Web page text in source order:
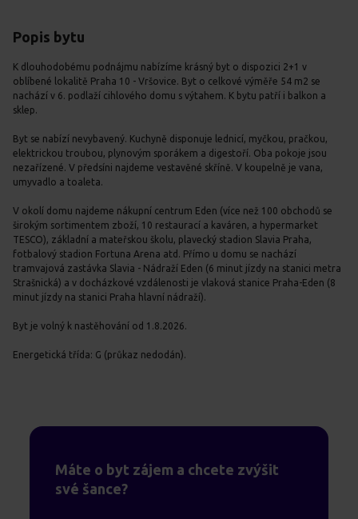
Popis bytu
K dlouhodobému podnájmu nabízíme krásný byt o dispozici 2+1 v
oblíbené lokalitě Praha 10 - Vršovice. Byt o celkové výměře 54 m2 se
nachází v 6. podlaží cihlového domu s výtahem. K bytu patří i balkon a
sklep.
Byt se nabízí nevybavený. Kuchyně disponuje lednicí, myčkou, pračkou,
elektrickou troubou, plynovým sporákem a digestoří. Oba pokoje jsou
nezařízené. V předsíni najdeme vestavěné skříně. V koupelně je vana,
umyvadlo a toaleta.
V okolí domu najdeme nákupní centrum Eden (více než 100 obchodů se
širokým sortimentem zboží, 10 restaurací a kaváren, a hypermarket
TESCO), základní a mateřskou školu, plavecký stadion Slavia Praha,
fotbalový stadion Fortuna Arena atd. Přímo u domu se nachází
tramvajová zastávka Slavia - Nádraží Eden (6 minut jízdy na stanici metra
Strašnická) a v docházkové vzdálenosti je vlaková stanice Praha-Eden (8
minut jízdy na stanici Praha hlavní nádraží).
Byt je volný k nastěhování od 1.8.2026.
Energetická třída: G (průkaz nedodán).
Máte o byt zájem a chcete zvýšit
své šance?